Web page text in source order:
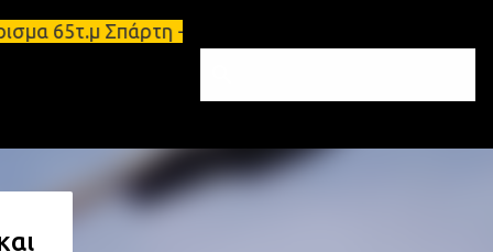
65τ.μ Σπάρτη - πωλείται τριάρι